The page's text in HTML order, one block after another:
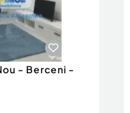
- Berceni -